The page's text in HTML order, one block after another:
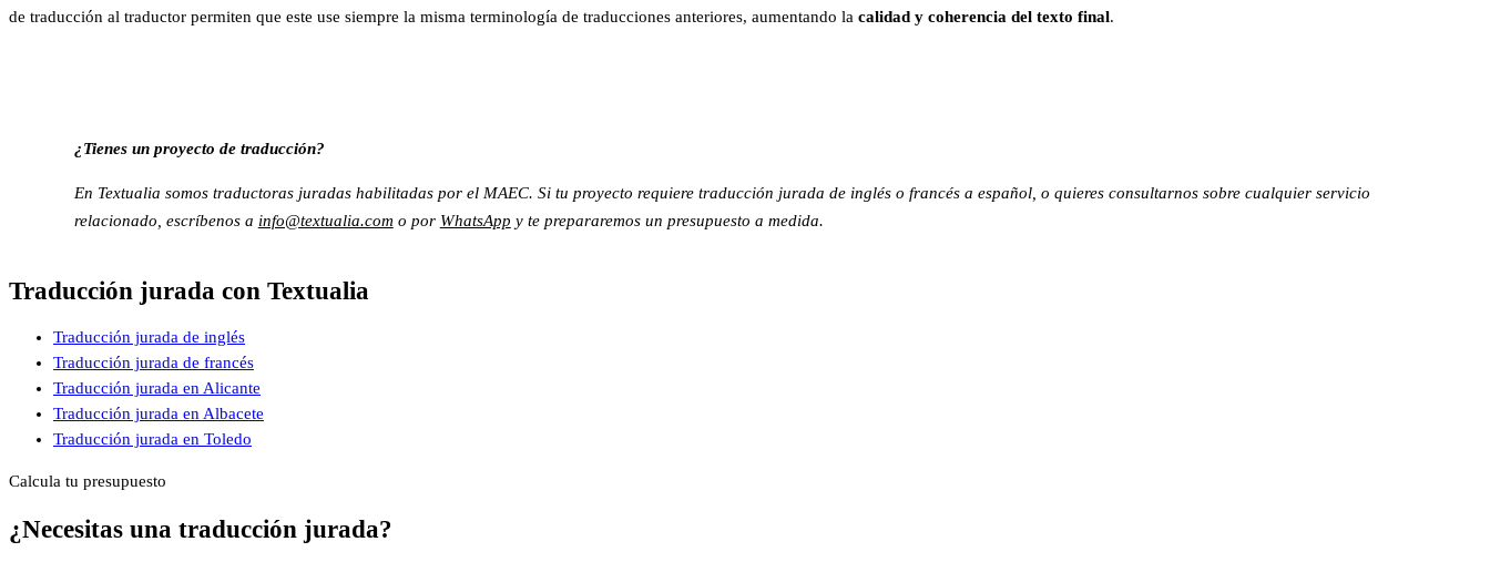
de traducción al traductor permiten que este use siempre la misma terminología de traducciones anteriores, aumentando la calidad y coherencia del texto final.
¿Tienes un proyecto de traducción?
En Textualia somos traductoras juradas habilitadas por el MAEC. Si tu proyecto requiere traducción jurada de inglés o francés a español, o quieres consultarnos sobre cualquier servicio
relacionado, escríbenos a info@textualia.com o por WhatsApp y te prepararemos un presupuesto a medida.
Traducción jurada con Textualia
Traducción jurada de inglés
Traducción jurada de francés
Traducción jurada en Alicante
Traducción jurada en Albacete
Traducción jurada en Toledo
Calcula tu presupuesto
¿Necesitas una traducción jurada?